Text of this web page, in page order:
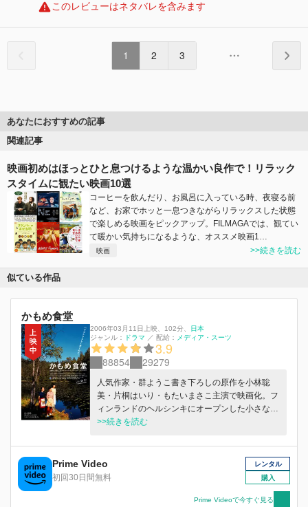
このレビューはネタバレを含みます
1 2 3
あなたにおすすめの記事
関連記事
映画初めはほっとひと息つけるような温かい良作で！リラック
スタイムに観たい映画10選
コーヒーを飲んだり、お風呂に入っている時、夜寝る前
など、お家でホッと一息つきながらリラックスした状態
で楽しめる映画をピックアップ。FILMAGAでは、観てい
て暖かい気持ちになるような、オススメ映画1…
映画 >>続きを読む
似ている作品
かもめ食堂
2006年03月11日上映、 102分、
日本
ジャンル：
ドラマ ／ 配給： メディア・スーツ
3.9
88854 29279
人気作家・群ようこ書き下ろしの原作を小林聡
美・片桐はいり・もたいまさこ主演で映画化。フ
ィンランドのヘルシンキにオープンした小さな食
堂を舞台に、3人の日本人女性とフィンランドの
>>続きを読む
Prime Video
初回30日間無料
レンタル
購入
Prime Videoで今すぐ見る